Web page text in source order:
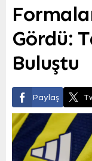
Gördü:
Buluştu
Paylaş